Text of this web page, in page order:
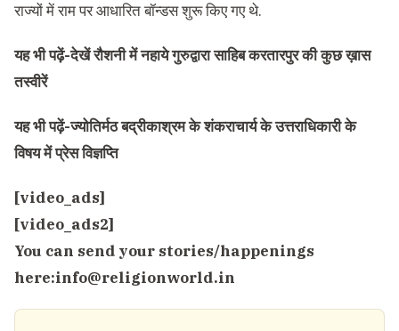
राज्यों में राम पर आधारित बॉन्डस शुरू किए गए थे.
यह भी पढ़ें-देखें रौशनी में नहाये गुरुद्वारा साहिब करतारपुर की कुछ ख़ास
तस्वीरें
यह भी पढ़ें-ज्योतिर्मठ बद्रीकाश्रम के शंकराचार्य के उत्तराधिकारी के
विषय में प्रेस विज्ञप्ति
[video_ads]
[video_ads2]
You can send your stories/happenings
here:info@religionworld.in